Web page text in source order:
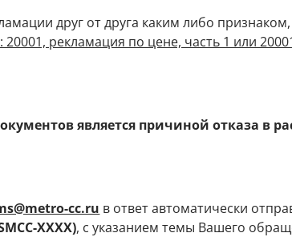
друг от друга каким либо признаком,
20001, рекламация по цене, часть 1 или
является причиной отказа в
cc.ru в ответ автоматически
XXXX), с указанием темы Вашего